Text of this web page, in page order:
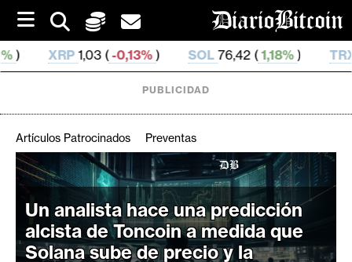
i
p
t
o
(-0,13%) SOL76,42 (1,18%) TRX0,329 695 (
C
i
p
t
PUBLICIDAD
Artículos Patrocinados Preventas
Un analista hace una predicción
alcista de Toncoin a medida que
Solana sube de precio y la